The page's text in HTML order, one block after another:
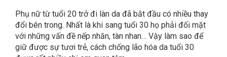
Phụ nữ từ tuổi 20 trở đi làn da đã bắt đầu có nhiều thay
đổi bên trong. Nhất là khi sang tuổi 30 họ phải đối mặt
với những vấn đề nếp nhăn, tàn nhan… Vậy làm sao để
giữ được sự tươi trẻ, cách chống lão hóa da tuổi 30